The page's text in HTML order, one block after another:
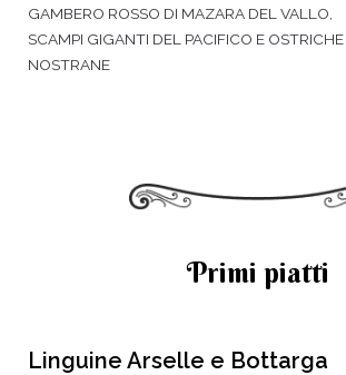
GAMBERO ROSSO DI MAZARA DEL VALLO,
SCAMPI GIGANTI DEL PACIFICO E OSTRICHE
NOSTRANE
Primi piatti
Linguine Arselle e Bottarga